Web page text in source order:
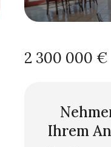
2 300 000 €
Ihrem